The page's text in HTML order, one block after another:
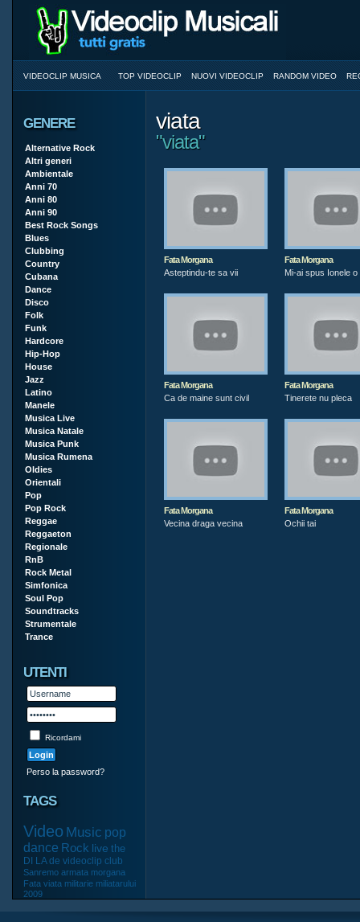
VIDEOCLIP MUSICA TOP VIDEOCLIP NUOVI VIDEOCLIP RANDOM VIDEO
GENERE
Alternative Rock
Altri generi
Ambientale
Anni 70
Anni 80
Anni 90
Best Rock Songs
Blues
Clubbing
Country
Cubana
Dance
Disco
Folk
Funk
Hardcore
Hip-Hop
House
Jazz
Latino
Manele
Musica Live
Musica Natale
Musica Punk
Musica Rumena
Oldies
Orientali
Pop
Pop Rock
Reggae
Reggaeton
Regionale
RnB
Rock Metal
Simfonica
Soul Pop
Soundtracks
Strumentale
Trance
UTENTI
Ricordami
Perso la password?
TAGS
Video Music pop
dance Rock live the
DI LA de videoclip club
Sanremo armata morgana
Fata viata militarie miliatarului
2009
viata
"viata"
Fata Morgana
Asteptindu-te sa vii
Fata Morgana
Mi-ai spus Ionele o
Fata Morgana
Ca de maine sunt civil
Fata Morgana
Tinerete nu pleca
Fata Morgana
Vecina draga vecina
Fata Morgana
Ochii tai